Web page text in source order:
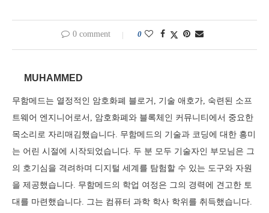
0 comment 0
MUHAMMED
무함메드는 열정적인 암호화폐 블로거, 기술 애호가, 숙련된 소프
트웨어 엔지니어로서, 암호화폐와 블록체인 커뮤니티에서 중요한
목소리로 자리매김했습니다. 무함메드의 기술과 코딩에 대한 흥미
는 어린 시절에 시작되었습니다. 두 분 모두 기술자인 부모님은 그
의 호기심을 격려하며 디지털 세계를 탐험할 수 있는 도구와 자원
을 제공했습니다. 무함메드의 학업 여정은 그의 경력에 견고한 토
대를 마련했습니다. 그는 컴퓨터 과학 학사 학위를 취득했습니다.